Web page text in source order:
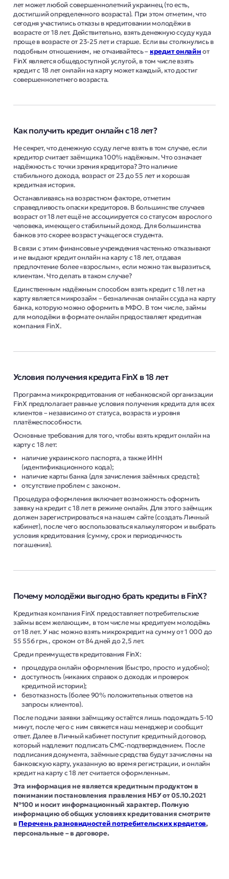
лет может любой совершеннолетний украинец (то есть,
достигший определенного возраста). При этом отметим, что
сегодня участились отказы в кредитовании молодёжи в
возрасте от 18 лет. Действительно, взять денежную ссуду куда
проще в возрасте от 23-25 лет и старше. Если вы столкнулись в
подобным отношением, не отчаивайтесь –кредит онлайнот
FinX является общедоступной услугой, в том числе взять
кредит с 18 лет онлайн на карту может каждый, кто достиг
совершеннолетнего возраста.
Как получить кредит онлайн с 18 лет?
Не секрет, что денежную ссуду легче взять в том случае, если
кредитор считает заёмщика 100% надёжным. Что означает
надёжность с точки зрения кредитора? Это наличие
стабильного дохода, возраст от 23 до 55 лет и хорошая
кредитная история.
Останавливаясь на возрастном факторе, отметим
справедливость опаски кредиторов. В большинстве случаев
возраст от 18 лет ещё не ассоциируется со статусом взрослого
человека, имеющего стабильный доход. Для большинства
банков это скорее возраст учащегося студента.
В связи с этим финансовые учреждения частенько отказывают
и не выдают кредит онлайн на карту с 18 лет, отдавая
предпочтение более «взрослым», если можно так выразиться,
клиентам. Что делать в таком случае?
Единственным надёжным способом взять кредит с 18 лет на
карту является микрозайм – безналичная онлайн ссуда на карту
банка, которую можно оформить в МФО. В том числе, займы
для молодёжи в формате онлайн предоставляет кредитная
компания FinX.
Условия получения кредита FinX в 18 лет
Программа микрокредитования от небанковской организации
FinX предполагает равные условия получения кредита для всех
клиентов – независимо от статуса, возраста и уровня
платёжеспособности.
Основные требования для того, чтобы взять кредит онлайн на
карту с 18 лет:
наличие украинского паспорта, а также ИНН
(идентификационного кода);
наличие карты банка (для зачисления заёмных средств);
отсутствие проблем с законом.
Процедура оформления включает возможность оформить
заявку на кредит с 18 лет в режиме онлайн. Для этого заёмщик
должен зарегистрироваться на нашем сайте (создать Личный
кабинет), после чего воспользоваться калькулятором и выбрать
условия кредитования (сумму, срок и периодичность
погашения).
Почему молодёжи выгодно брать кредиты в FinX?
Кредитная компания FinX предоставляет потребительские
займы всем желающим, в том числе мы кредитуем молодёжь
от 18 лет. У нас можно взять микрокредит на сумму от 1 000 до
55 556 грн., сроком от 84 дней до 2,5 лет.
Среди преимуществ кредитования FinX:
процедура онлайн оформления (быстро, просто и удобно);
доступность (никаких справок о доходах и проверок
кредитной истории);
безотказность (более 90% положительных ответов на
запросы клиентов).
После подачи заявки заёмщику остаётся лишь подождать 5-10
минут, после чего с ним свяжется наш менеджер и сообщит
ответ. Далее в Личный кабинет поступит кредитный договор,
который надлежит подписать СМС-подтверждением. После
подписания документа, заёмные средства будут зачислены на
банковскую карту, указанную во время регистрации, и онлайн
кредит на карту с 18 лет считается оформленным.
Эта информация не является кредитным продуктом в
понимании постановления правления НБУ от 05.10.2021
№100 и носит информационный характер. Полную
информацию об общих условиях кредитования смотрите
в Перечень разновидностей потребительских кредитов,
персональные – в договоре.